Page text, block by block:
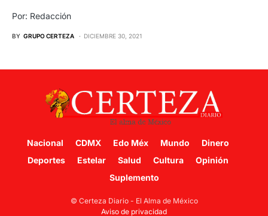
Por: Redacción
BY GRUPO CERTEZA DICIEMBRE 30, 2021
Nacional CDMX Edo Méx Mundo
Dinero
Deportes
Estelar Salud Cultura
Opinión
Suplemento
© Certeza Diario - El Alma de México
Aviso de privacidad